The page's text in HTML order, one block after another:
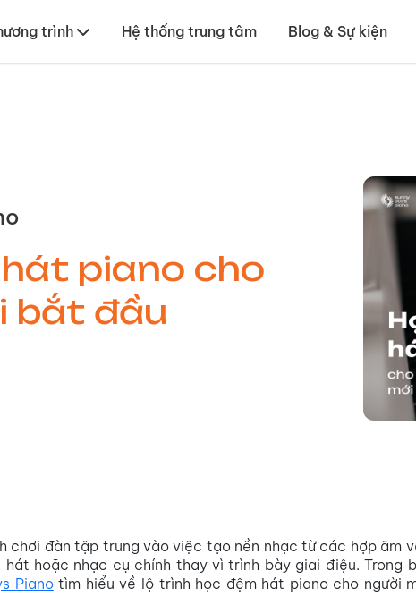
trình Hệ thống trung tâm Blog & Sự kiện
piano cho
bắt đầu
chơi đàn tập trung vào việc tạo nền nhạc từ các hợp âm
hát hoặc nhạc cụ chính thay vì trình bày giai điệu. Trong
Pianotìm hiểu về lộ trình học đệm hát piano cho người